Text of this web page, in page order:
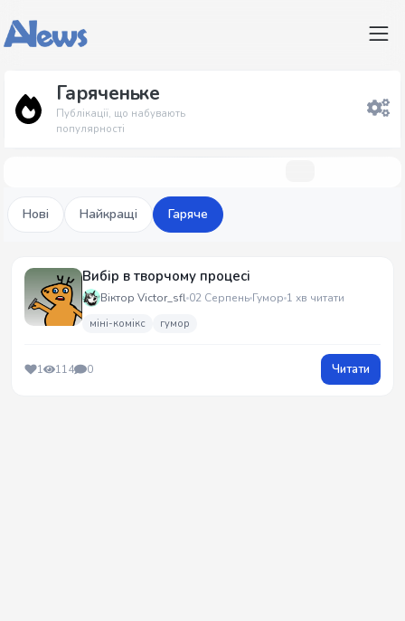
Гаряченьке
Публікації, що набувають
популярності
Нові Найкращі Гаряче
Вибір в творчому процесі
Віктор Victor_sfl 02 Серпень Гумор 1 хв читати
міні-комікс гумор
1 114 0 Читати